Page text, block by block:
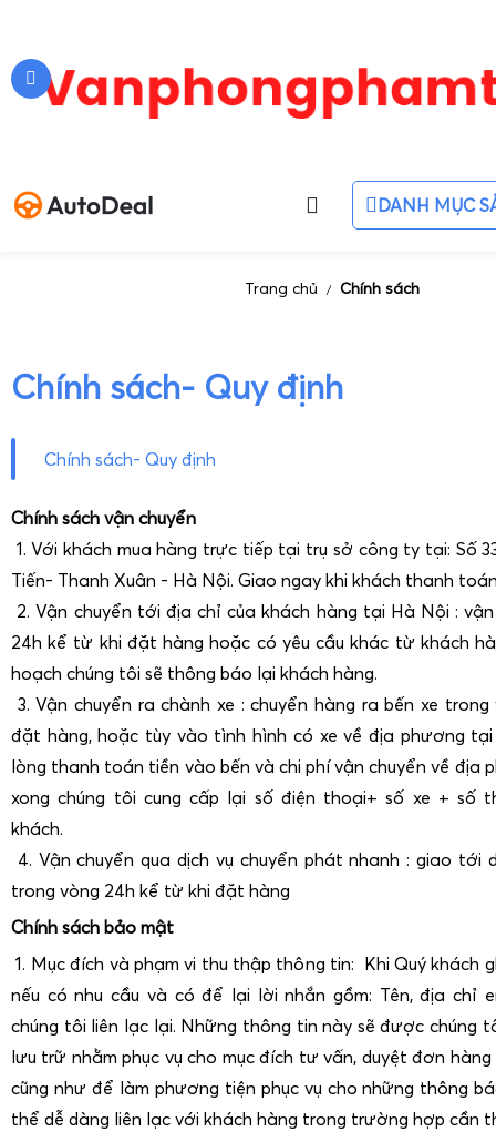
DANH MỤC
Trang chủ / Chính sách
Chính sách- Quy định
Chính sách- Quy định
Chính sách vận chuyển
1. Với khách mua hàng trực tiếp tại trụ sở công ty tại: Số
Tiến- Thanh Xuân - Hà Nội. Giao ngay khi khách thanh
2. Vận chuyển tới địa chỉ của khách hàng tại Hà Nội :
24h kể từ khi đặt hàng hoặc có yêu cầu khác từ khách
hoạch chúng tôi sẽ thông báo lại khách hàng.
3. Vận chuyển ra chành xe : chuyển hàng ra bến xe
đặt hàng, hoặc tùy vào tình hình có xe về địa phương tại
lòng thanh toán tiền vào bến và chi phí vận chuyển về địa
xong chúng tôi cung cấp lại số điện thoại+ số xe + số
khách.
4. Vận chuyển qua dịch vụ chuyển phát nhanh : giao tới
trong vòng 24h kể từ khi đặt hàng
Chính sách bảo mật
1. Mục đích và phạm vi thu thập thông tin: Khi Quý khách
nếu có nhu cầu và có để lại lời nhắn gồm: Tên, địa chỉ
chúng tôi liên lạc lại. Những thông tin này sẽ được chúng
lưu trữ nhằm phục vụ cho mục đích tư vấn, duyệt đơn hàng
cũng như để làm phương tiện phục vụ cho những thông
thể dễ dàng liên lạc với khách hàng trong trường hợp cần